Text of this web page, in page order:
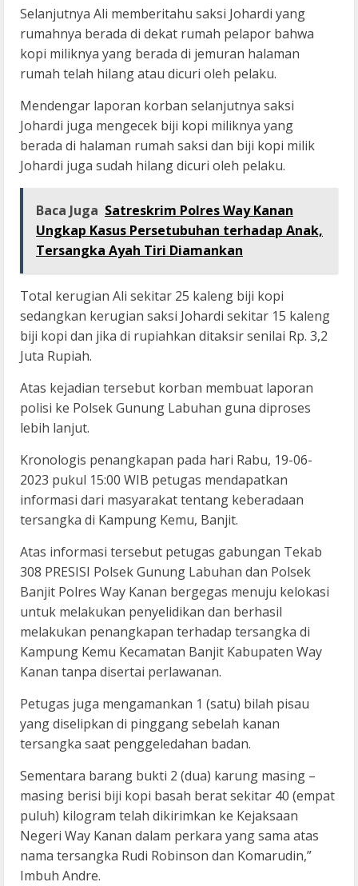
Selanjutnya Ali memberitahu saksi Johardi yang
rumahnya berada di dekat rumah pelapor bahwa
kopi miliknya yang berada di jemuran halaman
rumah telah hilang atau dicuri oleh pelaku.
Mendengar laporan korban selanjutnya saksi
Johardi juga mengecek biji kopi miliknya yang
berada di halaman rumah saksi dan biji kopi milik
Johardi juga sudah hilang dicuri oleh pelaku.
Baca Juga Satreskrim Polres Way Kanan
Ungkap Kasus Persetubuhan terhadap Anak,
Tersangka Ayah Tiri Diamankan
Total kerugian Ali sekitar 25 kaleng biji kopi
sedangkan kerugian saksi Johardi sekitar 15 kaleng
biji kopi dan jika di rupiahkan ditaksir senilai Rp. 3,2
Juta Rupiah.
Atas kejadian tersebut korban membuat laporan
polisi ke Polsek Gunung Labuhan guna diproses
lebih lanjut.
Kronologis penangkapan pada hari Rabu, 19-06-
2023 pukul 15:00 WIB petugas mendapatkan
informasi dari masyarakat tentang keberadaan
tersangka di Kampung Kemu, Banjit.
Atas informasi tersebut petugas gabungan Tekab
308 PRESISI Polsek Gunung Labuhan dan Polsek
Banjit Polres Way Kanan bergegas menuju kelokasi
untuk melakukan penyelidikan dan berhasil
melakukan penangkapan terhadap tersangka di
Kampung Kemu Kecamatan Banjit Kabupaten Way
Kanan tanpa disertai perlawanan.
Petugas juga mengamankan 1 (satu) bilah pisau
yang diselipkan di pinggang sebelah kanan
tersangka saat penggeledahan badan.
Sementara barang bukti 2 (dua) karung masing –
masing berisi biji kopi basah berat sekitar 40 (empat
puluh) kilogram telah dikirimkan ke Kejaksaan
Negeri Way Kanan dalam perkara yang sama atas
nama tersangka Rudi Robinson dan Komarudin,”
Imbuh Andre.